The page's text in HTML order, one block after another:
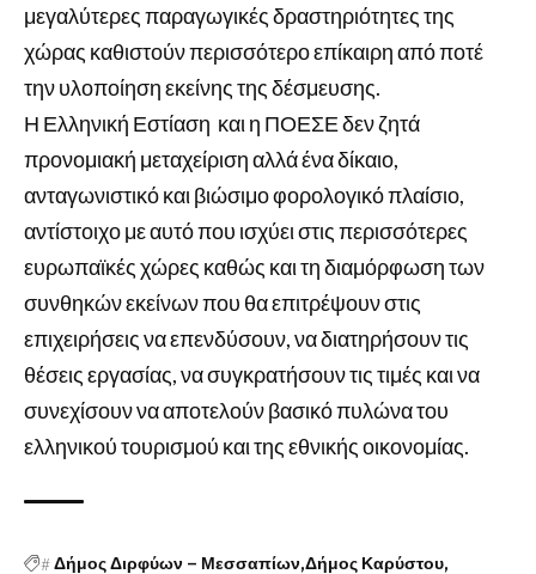
μεγαλύτερες παραγωγικές δραστηριότητες της
χώρας καθιστούν περισσότερο επίκαιρη από ποτέ
την υλοποίηση εκείνης της δέσμευσης.
Η Ελληνική Εστίαση και η ΠΟΕΣΕ δεν ζητά
προνομιακή μεταχείριση αλλά ένα δίκαιο,
ανταγωνιστικό και βιώσιμο φορολογικό πλαίσιο,
αντίστοιχο με αυτό που ισχύει στις περισσότερες
ευρωπαϊκές χώρες καθώς και τη διαμόρφωση των
συνθηκών εκείνων που θα επιτρέψουν στις
επιχειρήσεις να επενδύσουν, να διατηρήσουν τις
θέσεις εργασίας, να συγκρατήσουν τις τιμές και να
συνεχίσουν να αποτελούν βασικό πυλώνα του
ελληνικού τουρισμού και της εθνικής οικονομίας.
#Δήμος Διρφύων – Μεσσαπίων Δήμος Καρύστου